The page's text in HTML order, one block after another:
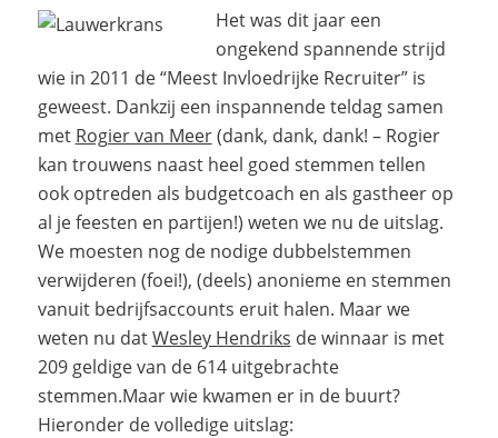
Het was dit jaar een
ongekend spannende strijd
wie in 2011 de “Meest Invloedrijke Recruiter” is
geweest. Dankzij een inspannende teldag samen
met Rogier van Meer(dank, dank, dank! – Rogier
kan trouwens naast heel goed stemmen tellen
ook optreden als budgetcoach en als gastheer op
al je feesten en partijen!) weten we nu de uitslag.
We moesten nog de nodige dubbelstemmen
verwijderen (foei!), (deels) anonieme en stemmen
vanuit bedrijfsaccounts eruit halen. Maar we
weten nu datWesley Hendriks de winnaar is met
209 geldige van de 614 uitgebrachte
stemmen.Maar wie kwamen er in de buurt?
Hieronder de volledige uitslag: